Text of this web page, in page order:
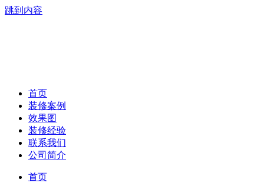
跳到内容
首页
装修案例
效果图
装修经验
联系我们
公司简介
首页